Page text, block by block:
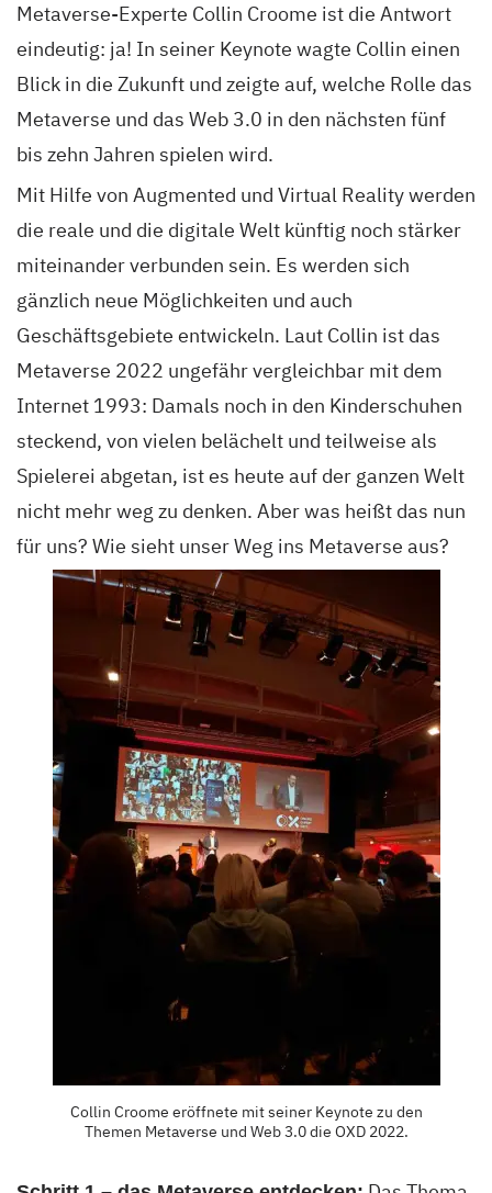
Metaverse-Experte Collin Croome ist die Antwort
eindeutig: ja! In seiner Keynote wagte Collin einen
Blick in die Zukunft und zeigte auf, welche Rolle das
Metaverse und das Web 3.0 in den nächsten fünf
bis zehn Jahren spielen wird.
Mit Hilfe von Augmented und Virtual Reality werden
die reale und die digitale Welt künftig noch stärker
miteinander verbunden sein. Es werden sich
gänzlich neue Möglichkeiten und auch
Geschäftsgebiete entwickeln. Laut Collin ist das
Metaverse 2022 ungefähr vergleichbar mit dem
Internet 1993: Damals noch in den Kinderschuhen
steckend, von vielen belächelt und teilweise als
Spielerei abgetan, ist es heute auf der ganzen Welt
nicht mehr weg zu denken. Aber was heißt das nun
für uns? Wie sieht unser Weg ins Metaverse aus?
Collin Croome eröffnete mit seiner Keynote zu den
Themen Metaverse und Web 3.0 die OXD 2022.